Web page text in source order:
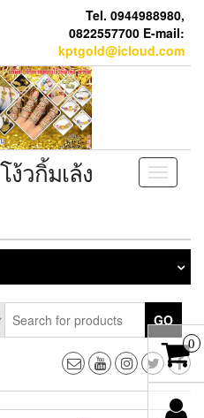
Tel. 0944988980,
0822557700 E-mail:
kptgold@icloud.com
Toggle
วกิ้มเล้ง
GO
0